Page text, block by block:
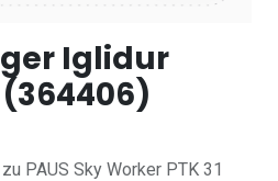
Iglidur
(364406)
PAUS Sky Worker PTK 31